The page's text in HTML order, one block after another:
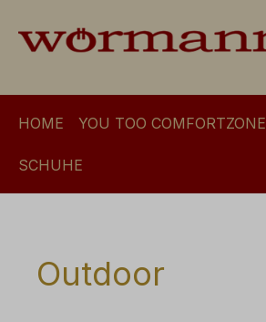
HOME YOU TOO COMFORTZONE
SCHUHE
Outdoor